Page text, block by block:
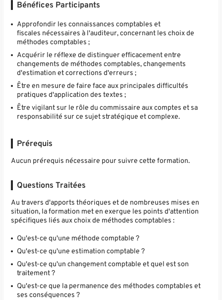
Bénéfices Participants
Approfondir les connaissances comptables et
fiscales nécessaires à l'auditeur, concernant les choix de
méthodes comptables ;
Acquérir le réflexe de distinguer efficacement entre
changements de méthodes comptables, changements
d'estimation et corrections d'erreurs ;
Être en mesure de faire face aux principales difficultés
pratiques d'application des textes ;
Être vigilant sur le rôle du commissaire aux comptes et sa
responsabilité sur ce sujet stratégique et complexe.
Prérequis
Aucun prérequis nécessaire pour suivre cette formation.
Questions Traitées
Au travers d'apports théoriques et de nombreuses mises en
situation, la formation met en exergue les points d'attention
spécifiques liés aux choix de méthodes comptables :
Qu'est-ce qu'une méthode comptable ?
Qu'est-ce qu'une estimation comptable ?
Qu'est-ce qu'un changement comptable et quel est son
traitement ?
Qu'est-ce que la permanence des méthodes comptables et
ses conséquences ?